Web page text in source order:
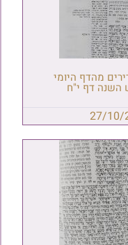
מהדף היומי
השנה דף י"ח
27/10/